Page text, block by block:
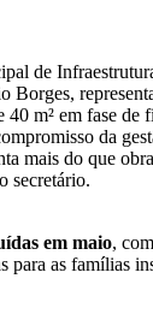
de
Borges,
m² em fase
da
mais do que
secretário.
em maio,
para as famílias